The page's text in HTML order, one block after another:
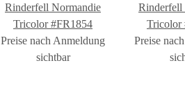
Rinderfell Normandie
Tricolor #FR1854
Preise nach Anmeldung
sichtbar
Rinderfell
Tricolor
Preise